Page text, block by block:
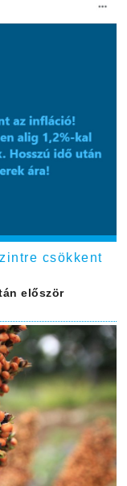
csökkent
először